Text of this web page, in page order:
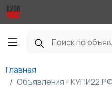
Главная
Объявления -